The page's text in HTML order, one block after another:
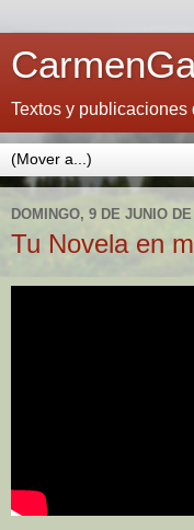
Textos y publicaciones
DOMINGO, 9 DE JUNIO
Tu Novela en